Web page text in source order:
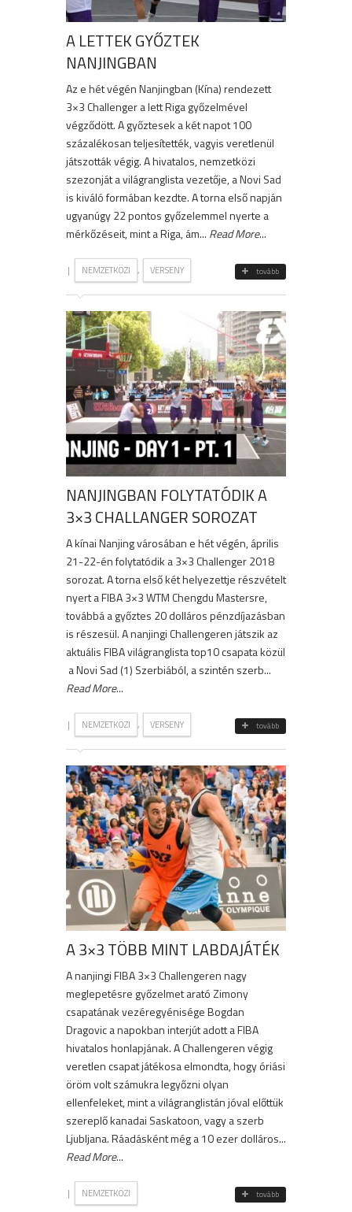
A LETTEK GYŐZTEK
NANJINGBAN
Az e hét végén Nanjingban (Kína) rendezett
3×3 Challenger a lett Riga győzelmével
végződött. A győztesek a két napot 100
százalékosan teljesítették, vagyis veretlenül
játszották végig. A hivatalos, nemzetközi
szezonját a világranglista vezetője, a Novi Sad
is kiváló formában kezdte. A torna első napján
ugyanúgy 22 pontos győzelemmel nyerte a
mérkőzéseit, mint a Riga, ám... Read More...
| NEMZETKÖZI , VERSENY tovább
NANJINGBAN FOLYTATÓDIK A
3×3 CHALLANGER SOROZAT
A kínai Nanjing városában e hét végén, április
21-22-én folytatódik a 3×3 Challenger 2018
sorozat. A torna első két helyezettje részvételt
nyert a FIBA 3×3 WTM Chengdu Mastersre,
továbbá a győztes 20 dolláros pénzdíjazásban
is részesül. A nanjingi Challengeren játszik az
aktuális FIBA világranglista top10 csapata közül
a Novi Sad (1) Szerbiából, a szintén szerb...
Read More...
| NEMZETKÖZI , VERSENY tovább
A 3×3 TÖBB MINT LABDAJÁTÉK
A nanjingi FIBA 3×3 Challengeren nagy
meglepetésre győzelmet arató Zimony
csapatának vezéregyénisége Bogdan
Dragovic a napokban interjút adott a FIBA
hivatalos honlapjának. A Challengeren végig
veretlen csapat játékosa elmondta, hogy óriási
öröm volt számukra legyőzni olyan
ellenfeleket, mint a világranglistán jóval előttük
szereplő kanadai Saskatoon, vagy a szerb
Ljubljana. Ráadásként még a 10 ezer dolláros...
Read More...
| NEMZETKÖZI tovább